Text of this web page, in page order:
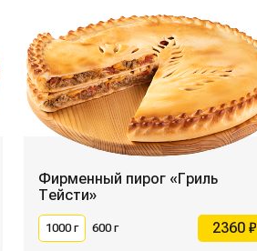
Фирменный пирог «Гриль
Тейсти»
1000 г 600 г 2360 ₽